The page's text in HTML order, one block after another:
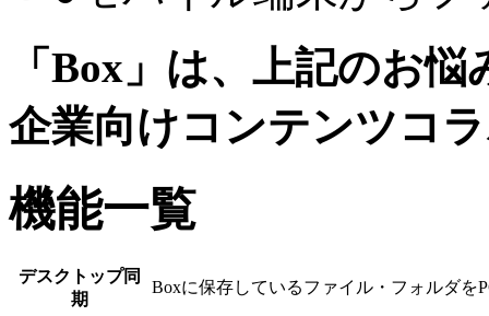
「Box」は、上記のお
企業向けコンテンツコ
機能一覧
デスクトップ同
期
Boxに保存しているファイル・フォルダを